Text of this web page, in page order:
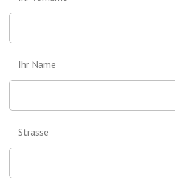
Ihr Name
Strasse